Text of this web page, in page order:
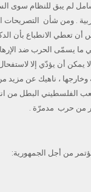
لم يبق للنظام سوى
. ومن شأن التصريحات
أن تعطي الانطباع بأن
ما يسمّى الحرب ضد
يمكن أن يؤدّي إلا
وخارجها ، ناهيك عن
الفلسطيني البطل من
من حرب مدمرّة .
من أجل الجمهورية: